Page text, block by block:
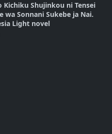
Kichiku Shujinkou ni Tensei
wa Sonnani Sukebe ja Nai.
Light novel